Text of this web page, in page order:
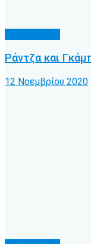
Ράντζα και
12 Νοεμβρίου 2020